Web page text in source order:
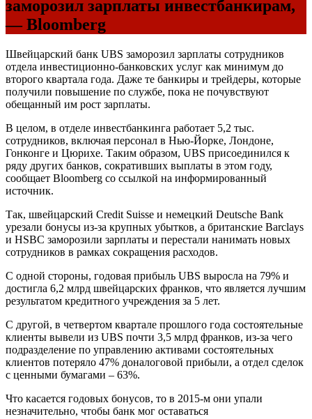
заморозил зарплаты инвестбанкирам,
— Bloomberg
Швейцарский банк UBS заморозил зарплаты сотрудников
отдела инвестиционно-банковских услуг как минимум до
второго квартала года. Даже те банкиры и трейдеры, которые
получили повышение по службе, пока не почувствуют
обещанный им рост зарплаты.
В целом, в отделе инвестбанкинга работает 5,2 тыс.
сотрудников, включая персонал в Нью-Йорке, Лондоне,
Гонконге и Цюрихе. Таким образом, UBS присоединился к
ряду других банков, сокративших выплаты в этом году,
сообщает Bloomberg со ссылкой на информированный
источник.
Так, швейцарский Credit Suisse и немецкий Deutsche Bank
урезали бонусы из-за крупных убытков, а британские Barclays
и HSBC заморозили зарплаты и перестали нанимать новых
сотрудников в рамках сокращения расходов.
С одной стороны, годовая прибыль UBS выросла на 79% и
достигла 6,2 млрд швейцарских франков, что является лучшим
результатом кредитного учреждения за 5 лет.
С другой, в четвертом квартале прошлого года состоятельные
клиенты вывели из UBS почти 3,5 млрд франков, из-за чего
подразделение по управлению активами состоятельных
клиентов потеряло 47% доналоговой прибыли, а отдел сделок
с ценными бумагами – 63%.
Что касается годовых бонусов, то в 2015-м они упали
незначительно, чтобы банк мог оставаться